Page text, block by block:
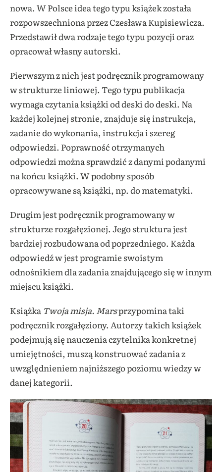
nowa. W Polsce idea tego typu książek została
rozpowszechniona przez Czesława Kupisiewicza.
Przedstawił dwa rodzaje tego typu pozycji oraz
opracował własny autorski.
Pierwszym z nich jest podręcznik programowany
w strukturze liniowej. Tego typu publikacja
wymaga czytania książki od deski do deski. Na
każdej kolejnej stronie, znajduje się instrukcja,
zadanie do wykonania, instrukcja i szereg
odpowiedzi. Poprawność otrzymanych
odpowiedzi można sprawdzić z danymi podanymi
na końcu książki. W podobny sposób
opracowywane są książki, np. do matematyki.
Drugim jest podręcznik programowany w
strukturze rozgałęzionej. Jego struktura jest
bardziej rozbudowana od poprzedniego. Każda
odpowiedź w jest programie swoistym
odnośnikiem dla zadania znajdującego się w innym
miejscu książki.
Książka Twoja misja. Marsprzypomina taki
podręcznik rozgałęziony. Autorzy takich książek
podejmują się nauczenia czytelnika konkretnej
umiejętności, muszą konstruować zadania z
uwzględnieniem najniższego poziomu wiedzy w
danej kategorii.